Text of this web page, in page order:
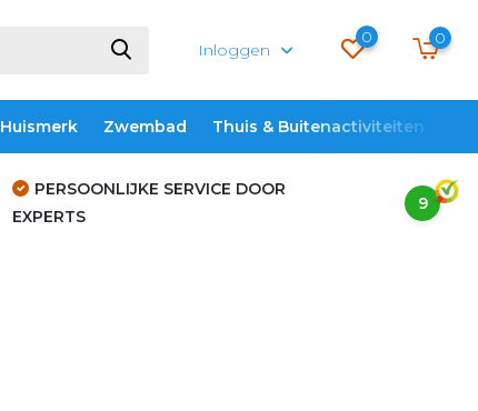
Inloggen
0 0
Huismerk Zwembad Thuis & Buitenactiviteiten
PERSOONLIJKE SERVICE DOOR
EXPERTS
9